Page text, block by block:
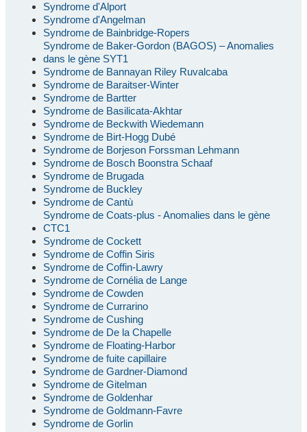
Syndrome d'Alport
Syndrome d'Angelman
Syndrome de Bainbridge-Ropers
Syndrome de Baker-Gordon (BAGOS) – Anomalies
dans le gène SYT1
Syndrome de Bannayan Riley Ruvalcaba
Syndrome de Baraitser-Winter
Syndrome de Bartter
Syndrome de Basilicata-Akhtar
Syndrome de Beckwith Wiedemann
Syndrome de Birt-Hogg Dubé
Syndrome de Borjeson Forssman Lehmann
Syndrome de Bosch Boonstra Schaaf
Syndrome de Brugada
Syndrome de Buckley
Syndrome de Cantù
Syndrome de Coats-plus - Anomalies dans le gène
CTC1
Syndrome de Cockett
Syndrome de Coffin Siris
Syndrome de Coffin-Lawry
Syndrome de Cornélia de Lange
Syndrome de Cowden
Syndrome de Currarino
Syndrome de Cushing
Syndrome de De la Chapelle
Syndrome de Floating-Harbor
Syndrome de fuite capillaire
Syndrome de Gardner-Diamond
Syndrome de Gitelman
Syndrome de Goldenhar
Syndrome de Goldmann-Favre
Syndrome de Gorlin